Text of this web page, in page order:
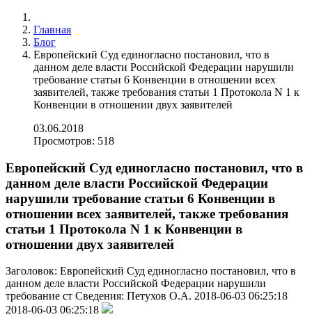
Главная
Блог
Европейский Суд единогласно постановил, что в
данном деле власти Российской Федерации нарушили
требование статьи 6 Конвенции в отношении всех
заявителей, также требования статьи 1 Протокола N 1 к
Конвенции в отношении двух заявителей
03.06.2018
Просмотров: 518
Европейский Суд единогласно постановил, что в
данном деле власти Российской Федерации
нарушили требование статьи 6 Конвенции в
отношении всех заявителей, также требования
статьи 1 Протокола N 1 к Конвенции в
отношении двух заявителей
Заголовок: Европейский Суд единогласно постановил, что в
данном деле власти Российской Федерации нарушили
требование ст Сведения: Петухов О.А. 2018-06-03 06:25:18
2018-06-03 06:25:18